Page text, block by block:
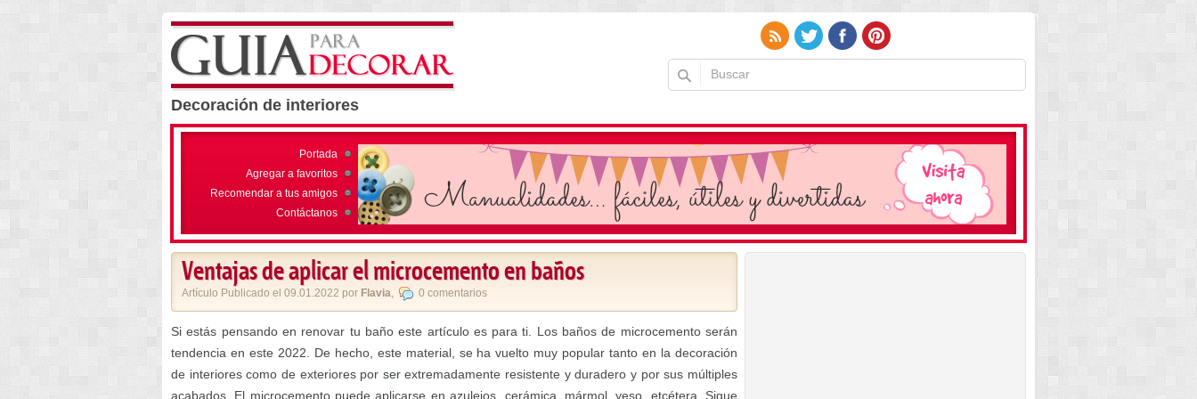
Decoración de interiores
Portada
Agregar a favoritos
Recomendar a tus amigos
Contáctanos
Ventajas de aplicar el microcemento en baños
Artículo Publicado el 09.01.2022 por Flavia, 0 comentarios
Si estás pensando en renovar tu baño este artículo es para ti. Los baños de microcemento serán
tendencia en este 2022. De hecho, este material, se ha vuelto muy popular tanto en la decoración
de interiores como de exteriores por ser extremadamente resistente y duradero y por sus múltiples
acabados. El microcemento puede aplicarse en azulejos, cerámica, mármol, yeso, etcétera. Sigue